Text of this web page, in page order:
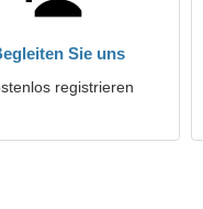
Sie uns
registrieren